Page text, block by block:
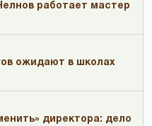
работает мастер
ожидают в школах
директора: дело